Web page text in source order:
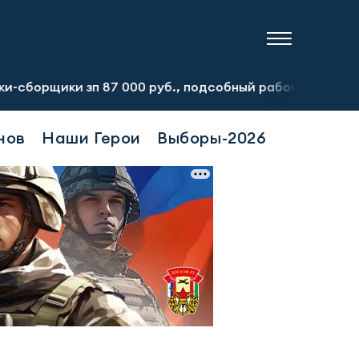
87 000 руб., подсобный рабочий зп 60 000 руб. Тел.:8-
Наши Герои Выборы-2026